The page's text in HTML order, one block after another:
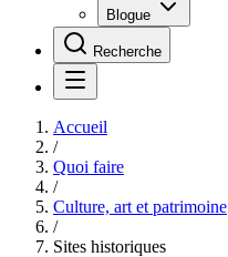
Blogue
Recherche
Accueil
/
Quoi faire
/
Culture, art et patrimoine
/
Sites historiques